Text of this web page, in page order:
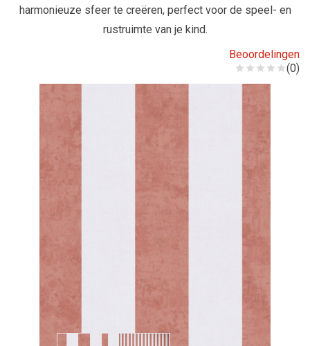
harmonieuze sfeer te creëren, perfect voor de speel- en
rustruimte van je kind.
Beoordelingen
(0)